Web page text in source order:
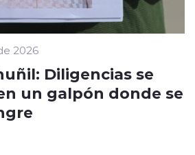
2026
Diligencias se
un galpón donde se